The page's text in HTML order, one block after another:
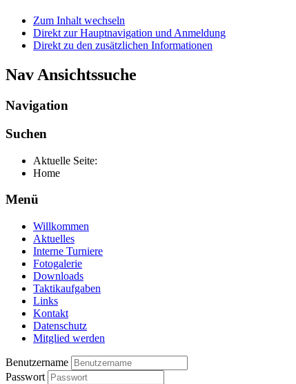
Zum Inhalt wechseln
Direkt zur Hauptnavigation und Anmeldung
Direkt zu den zusätzlichen Informationen
Nav Ansichtssuche
Navigation
Suchen
Aktuelle Seite:
Home
Menü
Willkommen
Aktuelles
Interne Turniere
Fotogalerie
Downloads
Taktikaufgaben
Links
Kontakt
Datenschutz
Mitglied werden
Benutzername
Passwort